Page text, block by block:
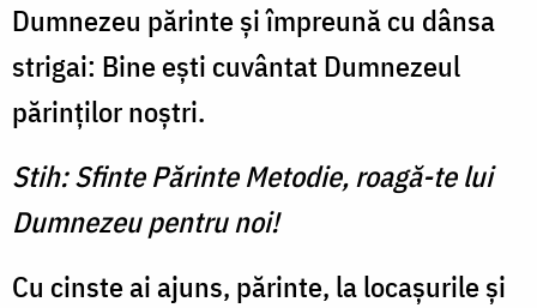
Dumnezeu părinte şi împreună cu dânsa
strigai: Bine eşti cuvântat Dumnezeul
părinţilor noştri.
Stih: Sfinte Părinte Metodie, roagă-te lui
Dumnezeu pentru noi!
Cu cinste ai ajuns, părinte, la locaşurile şi